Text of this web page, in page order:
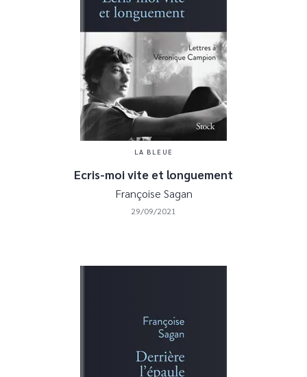
LA BLEUE
Ecris-moi vite et longuement
Françoise Sagan
29/09/2021